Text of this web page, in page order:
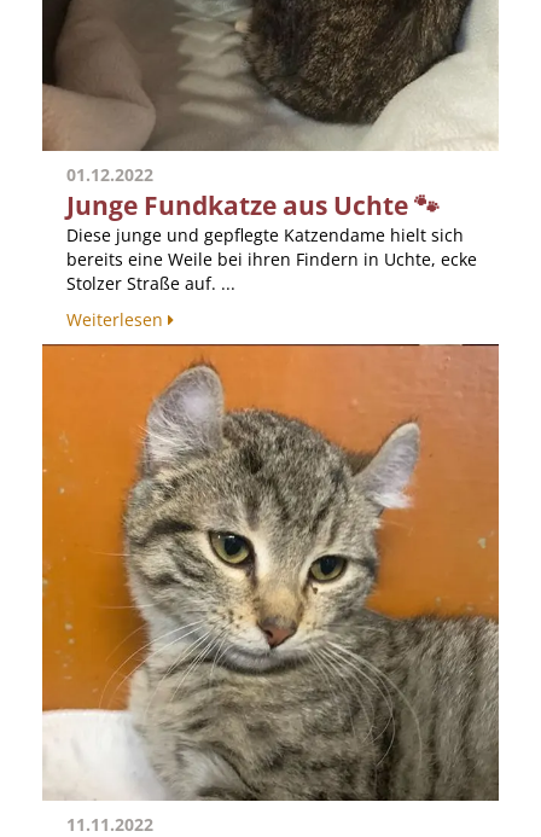
01.12.2022
Junge Fundkatze aus Uchte 🐾
Diese junge und gepflegte Katzendame hielt sich
bereits eine Weile bei ihren Findern in Uchte, ecke
Stolzer Straße auf. ...
Weiterlesen
11.11.2022